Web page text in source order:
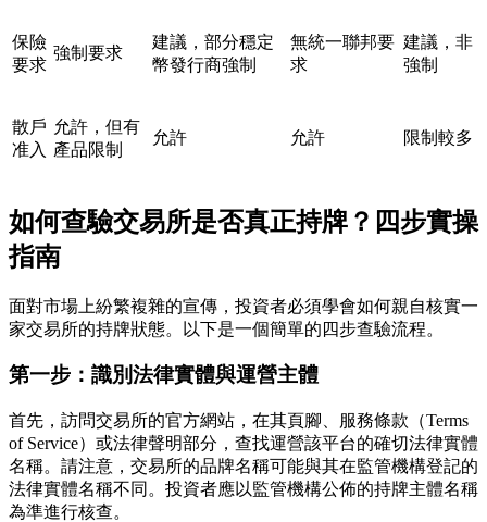
保險
要求
強制要求
建議，部分穩定
幣發行商強制
無統一聯邦要
求
建議，非
強制
散戶
准入
允許，但有
產品限制
允許 允許 限制較多
如何查驗交易所是否真正持牌？四步實操
指南
面對市場上紛繁複雜的宣傳，投資者必須學會如何親自核實一
家交易所的持牌狀態。以下是一個簡單的四步查驗流程。
第一步：識別法律實體與運營主體
首先，訪問交易所的官方網站，在其頁腳、服務條款（Terms
of Service）或法律聲明部分，查找運營該平台的確切法律實體
名稱。請注意，交易所的品牌名稱可能與其在監管機構登記的
法律實體名稱不同。投資者應以監管機構公佈的持牌主體名稱
為準進行核查。